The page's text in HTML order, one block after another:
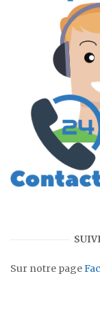
Sur notre page